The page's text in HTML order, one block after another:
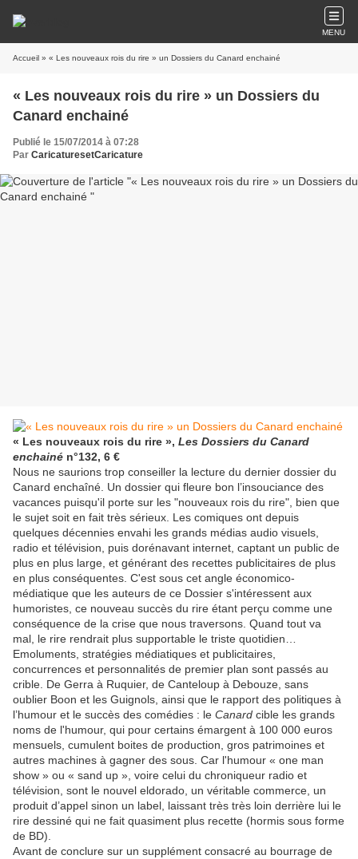
MENU
Accueil » « Les nouveaux rois du rire » un Dossiers du Canard enchainé
« Les nouveaux rois du rire » un Dossiers du
Canard enchainé
Publié le 15/07/2014 à 07:28
Par CaricaturesetCaricature
« Les nouveaux rois du rire », Les Dossiers du Canard
enchainé n°132, 6 €
Nous ne saurions trop conseiller la lecture du dernier dossier du
Canard enchaîné. Un dossier qui fleure bon l’insouciance des
vacances puisqu'il porte sur les "nouveaux rois du rire", bien que
le sujet soit en fait très sérieux. Les comiques ont depuis
quelques décennies envahi les grands médias audio visuels,
radio et télévision, puis dorénavant internet, captant un public de
plus en plus large, et générant des recettes publicitaires de plus
en plus conséquentes. C'est sous cet angle économico-
médiatique que les auteurs de ce Dossier s'intéressent aux
humoristes, ce nouveau succès du rire étant perçu comme une
conséquence de la crise que nous traversons. Quand tout va
mal, le rire rendrait plus supportable le triste quotidien…
Emoluments, stratégies médiatiques et publicitaires,
concurrences et personnalités de premier plan sont passés au
crible. De Gerra à Ruquier, de Canteloup à Debouze, sans
oublier Boon et les Guignols, ainsi que le rapport des politiques à
l’humour et le succès des comédies : le Canard cible les grands
noms de l'humour, qui pour certains émargent à 100 000 euros
mensuels, cumulent boites de production, gros patrimoines et
autres machines à gagner des sous. Car l'humour « one man
show » ou « sand up », voire celui du chroniqueur radio et
télévision, sont le nouvel eldorado, un véritable commerce, un
produit d’appel sinon un label, laissant très très loin derrière lui le
rire dessiné qui ne fait quasiment plus recette (hormis sous forme
de BD).
Avant de conclure sur un supplément consacré au bourrage de